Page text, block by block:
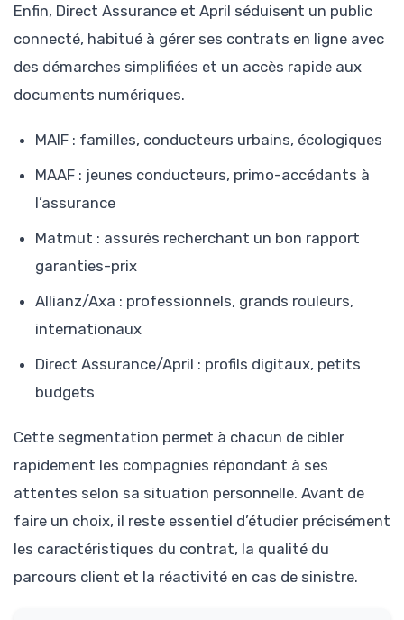
Enfin, Direct Assurance et April séduisent un public
connecté, habitué à gérer ses contrats en ligne avec
des démarches simplifiées et un accès rapide aux
documents numériques.
MAIF : familles, conducteurs urbains, écologiques
MAAF : jeunes conducteurs, primo-accédants à
l’assurance
Matmut : assurés recherchant un bon rapport
garanties-prix
Allianz/Axa : professionnels, grands rouleurs,
internationaux
Direct Assurance/April : profils digitaux, petits
budgets
Cette segmentation permet à chacun de cibler
rapidement les compagnies répondant à ses
attentes selon sa situation personnelle. Avant de
faire un choix, il reste essentiel d’étudier précisément
les caractéristiques du contrat, la qualité du
parcours client et la réactivité en cas de sinistre.